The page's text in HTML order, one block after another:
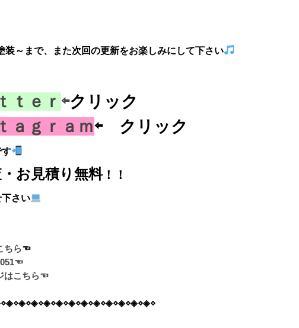
装～まで、また次回の更新をお楽しみにして下さい
ｔｅｒ ⇦クリック
ａｇｒａｍ⇦ クリック
す
お見積り無料！！
さい
ちら
はこちら☜